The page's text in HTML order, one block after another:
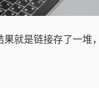
就是链接存了一堆